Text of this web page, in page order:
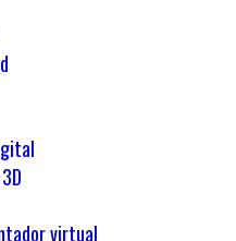
virtual